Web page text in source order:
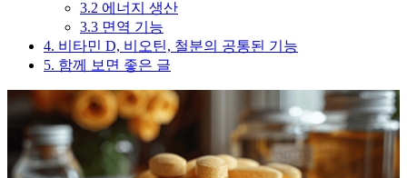
3.2 에너지 생산
3.3 면역 기능
4. 비타민 D, 비오틴, 철분의 공통된 기능
5. 함께 보면 좋은 글